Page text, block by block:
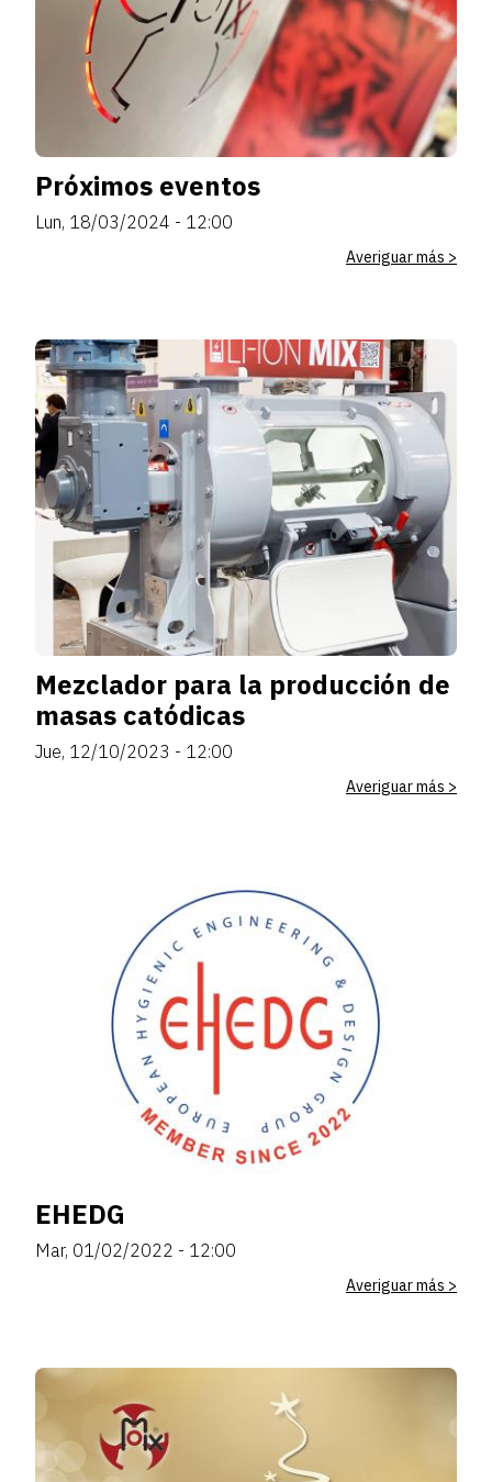
Próximos eventos
Lun, 18/03/2024 - 12:00
Averiguar más >
Mezclador para la producción de
masas catódicas
Jue, 12/10/2023 - 12:00
Averiguar más >
EHEDG
Mar, 01/02/2022 - 12:00
Averiguar más >